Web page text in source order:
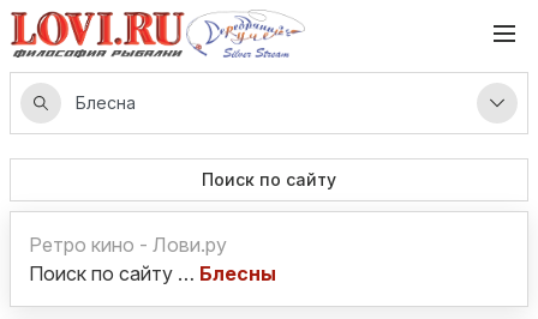
Поиск по сайту
Ретро кино - Лови.ру
Поиск по сайту … Блесны